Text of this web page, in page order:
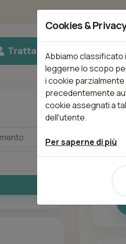
Trattamenti
1 DITO
da
Cookies &
Abbiamo classificato
leggerne lo scopo
i cookie
precedentemente
cookie assegnati a
dell'utente.
Per saperne di più